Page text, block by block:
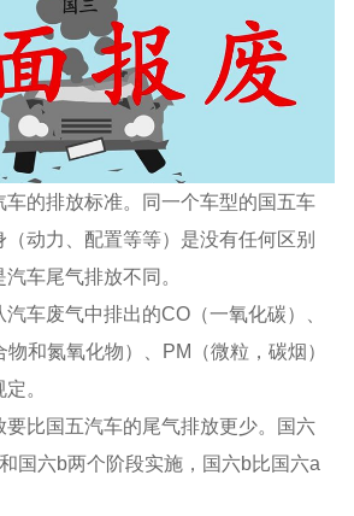
车的排放标准。同一个车型的国五车
动力、配置等等）是没有任何区别
车尾气排放不同。
车废气中排出的CO（一氧化碳）、
和氮氧化物）、PM（微粒，碳烟）
。
要比国五汽车的尾气排放更少。国六
国六b两个阶段实施，国六b比国六a